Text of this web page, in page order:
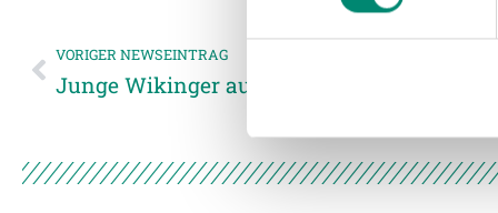
VORIGER NEWSEINTRAG
Junge Wikinger auswärts gegen Gleisdorf!